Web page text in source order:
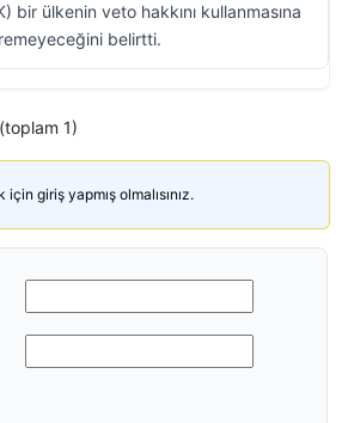
bir ülkenin veto hakkını kullanmasına
belirtti.
1)
giriş yapmış olmalısınız.